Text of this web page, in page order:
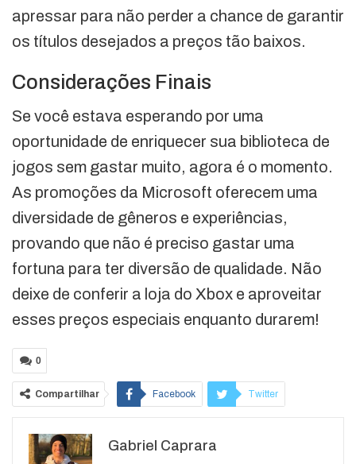
apressar para não perder a chance de garantir
os títulos desejados a preços tão baixos.
Considerações Finais
Se você estava esperando por uma
oportunidade de enriquecer sua biblioteca de
jogos sem gastar muito, agora é o momento.
As promoções da Microsoft oferecem uma
diversidade de gêneros e experiências,
provando que não é preciso gastar uma
fortuna para ter diversão de qualidade. Não
deixe de conferir a loja do Xbox e aproveitar
esses preços especiais enquanto durarem!
0
Compartilhar Facebook Twitter
WhatsApp
Gabriel Caprara